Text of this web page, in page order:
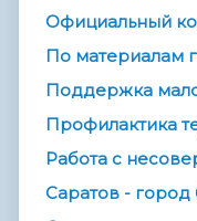
Официальный
По материалам
Поддержка
Профилактика
Работа с
Саратов - город